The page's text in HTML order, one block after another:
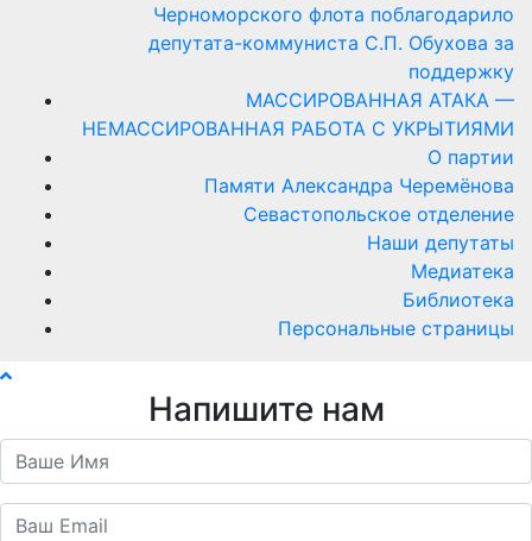
Черноморского флота поблагодарило
депутата-коммуниста С.П. Обухова за
поддержку
МАССИРОВАННАЯ АТАКА —
НЕМАССИРОВАННАЯ РАБОТА С УКРЫТИЯМИ
О партии
Памяти Александра Черемёнова
Севастопольское отделение
Наши депутаты
Медиатека
Библиотека
Персональные страницы
Напишите нам